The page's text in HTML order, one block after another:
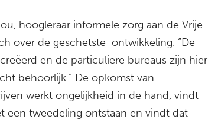
hoogleraar informele zorg aan de Vrije
over de geschetste ontwikkeling. “De
en de particuliere bureaus zijn hier
behoorlijk.” De opkomst van
werkt ongelijkheid in de hand, vindt
een tweedeling ontstaan en vindt dat